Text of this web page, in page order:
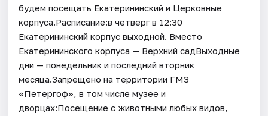
будем посещать Екатерининский и Церковные
корпуса.Расписание:в четверг в 12:30
Екатерининский корпус выходной. Вместо
Екатерининского корпуса — Верхний садВыходные
дни — понедельник и последний вторник
месяца.Запрещено на территории ГМЗ
«Петергоф», в том числе музее и
дворцах:Посещение с животными любых видов,